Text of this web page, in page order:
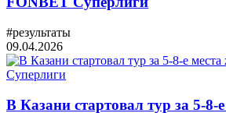
#результаты
09.04.2026
В Казани стартовал тур за 5-8-